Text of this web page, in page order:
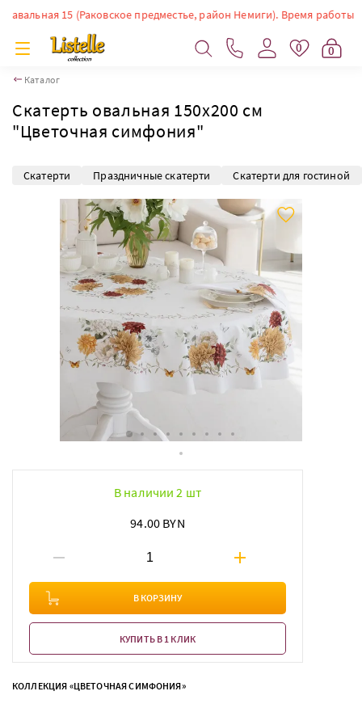
15 (Раковское предместье, район Немиги). Время работы: ПН-
0 0
Каталог
Скатерть овальная 150х200 см
"Цветочная симфония"
Скатерти Праздничные скатерти Скатерти для гостиной
В наличии 2 шт
94.00 BYN
В КОРЗИНУ
КУПИТЬ В 1 КЛИК
КОЛЛЕКЦИЯ «ЦВЕТОЧНАЯ СИМФОНИЯ»